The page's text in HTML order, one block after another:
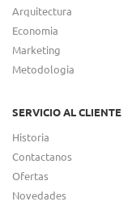
Arquitectura
Economia
Marketing
Metodologia
SERVICIO AL CLIENTE
Historia
Contactanos
Ofertas
Novedades